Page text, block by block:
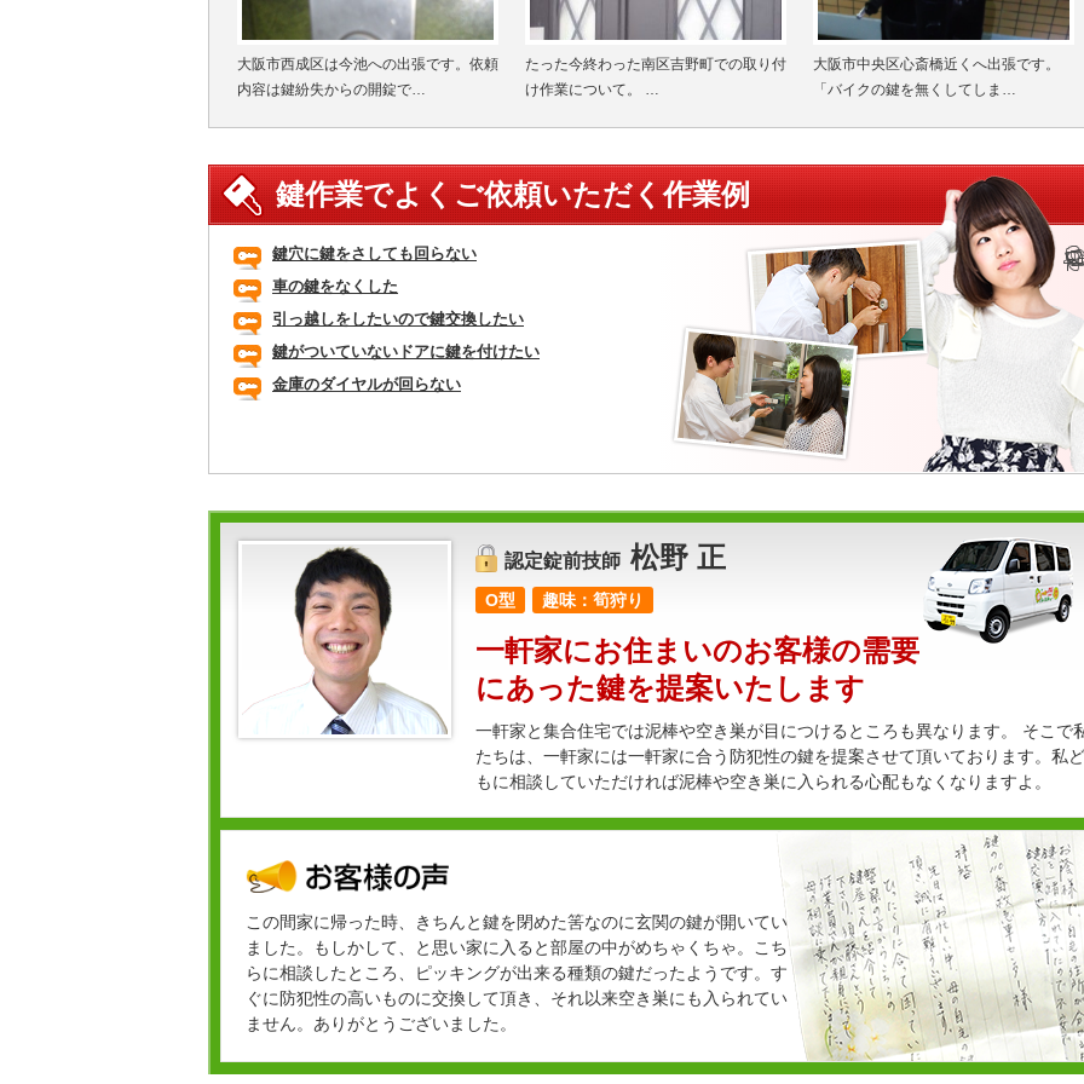
大阪市西成区は今池への出張です。依頼
内容は鍵紛失からの開錠で…
たった今終わった南区吉野町での取り付
け作業について。 …
大阪市中央区心斎橋近くへ出張です。
「バイクの鍵を無くしてしま…
鍵作業でよくご依頼いただく作業例
鍵穴に鍵をさしても回らない
車の鍵をなくした
引っ越しをしたいので鍵交換したい
鍵がついていないドアに鍵を付けたい
金庫のダイヤルが回らない
認定錠前技師 松野 正
O型 趣味：筍狩り
一軒家にお住まいのお客様の需要
にあった鍵を提案いたします
一軒家と集合住宅では泥棒や空き巣が目につけるところも異なります。 そこで
たちは、一軒家には一軒家に合う防犯性の鍵を提案させて頂いております。私ど
もに相談していただければ泥棒や空き巣に入られる心配もなくなりますよ。
この間家に帰った時、きちんと鍵を閉めた筈なのに玄関の鍵が開いてい
ました。もしかして、と思い家に入ると部屋の中がめちゃくちゃ。こち
らに相談したところ、ピッキングが出来る種類の鍵だったようです。す
ぐに防犯性の高いものに交換して頂き、それ以来空き巣にも入られてい
ません。ありがとうございました。